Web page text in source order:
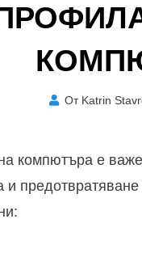
От Katrin
компютъра е
и